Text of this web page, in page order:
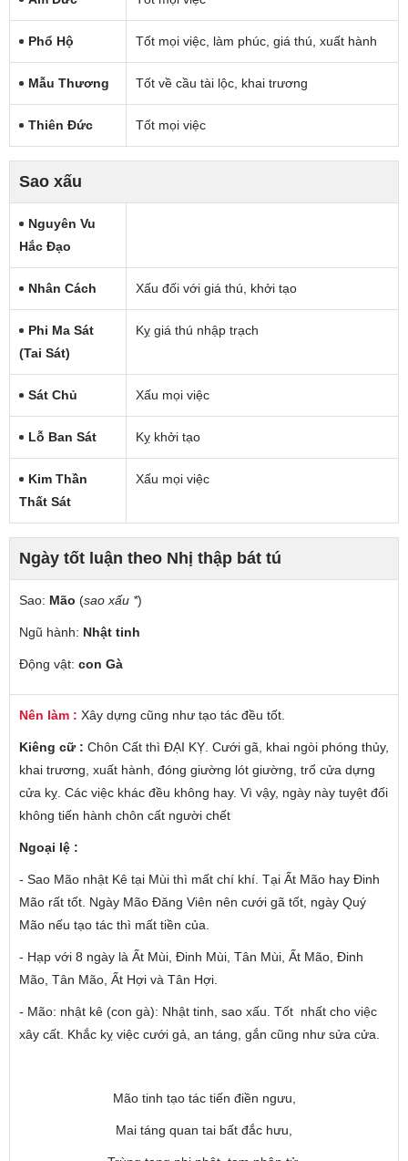
Phổ Hộ Tốt mọi việc, làm phúc, giá thú, xuất hành
Mẫu Thương Tốt về cầu tài lộc, khai trương
Thiên Đức Tốt mọi việc
Sao xấu
Nguyên Vu
Hắc Đạo
Nhân Cách Xấu đối với giá thú, khởi tạo
Phi Ma Sát
(tai Sát)
Kỵ giá thú nhập trạch
Sát Chủ Xấu mọi việc
Lỗ Ban Sát Kỵ khởi tạo
Kim Thần
Thất Sát
Xấu mọi việc
Ngày tốt luận theo Nhị thập bát tú
Sao: Mão (sao xấu *)
Ngũ hành: Nhật tinh
Động vật: con Gà
Nên làm : Xây dựng cũng như tạo tác đều tốt.
Kiêng cữ : Chôn Cất thì ĐẠI KỴ. Cưới gã, khai ngòi phóng thủy,
khai trương, xuất hành, đóng giường lót giường, trổ cửa dựng
cửa kỵ. Các việc khác đều không hay. Vì vậy, ngày này tuyệt đối
không tiến hành chôn cất người chết
Ngoại lệ :
- Sao Mão nhật Kê tại Mùi thì mất chí khí. Tại Ất Mão hay Đinh
Mão rất tốt. Ngày Mão Đăng Viên nên cưới gã tốt, ngày Quý
Mão nếu tạo tác thì mất tiền của.
- Hạp với 8 ngày là Ất Mùi, Đinh Mùi, Tân Mùi, Ất Mão, Đinh
Mão, Tân Mão, Ất Hợi và Tân Hợi.
- Mão: nhật kê (con gà): Nhật tinh, sao xấu. Tốt nhất cho việc
xây cất. Khắc kỵ việc cưới gả, an táng, gắn cũng như sửa cửa.
Mão tinh tạo tác tiến điền ngưu,
Mai táng quan tai bất đắc hưu,